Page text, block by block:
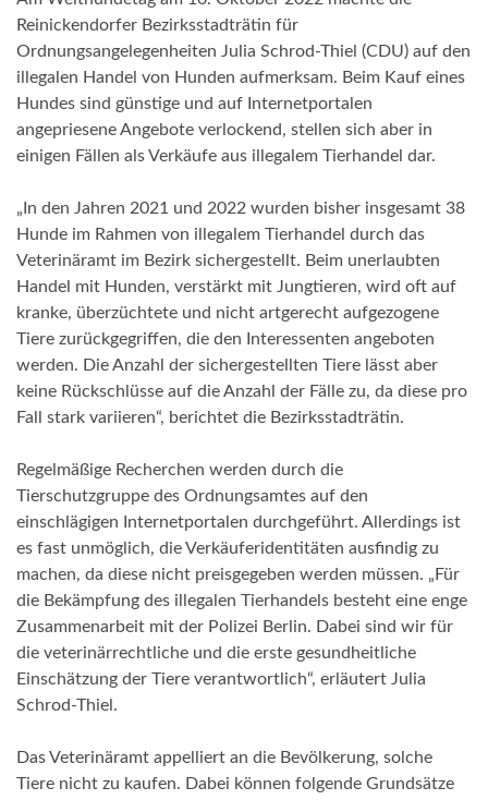
Reinickendorfer Bezirksstadträtin für
Ordnungsangelegenheiten Julia Schrod-Thiel (CDU) auf den
illegalen Handel von Hunden aufmerksam. Beim Kauf eines
Hundes sind günstige und auf Internetportalen
angepriesene Angebote verlockend, stellen sich aber in
einigen Fällen als Verkäufe aus illegalem Tierhandel dar.
„In den Jahren 2021 und 2022 wurden bisher insgesamt 38
Hunde im Rahmen von illegalem Tierhandel durch das
Veterinäramt im Bezirk sichergestellt. Beim unerlaubten
Handel mit Hunden, verstärkt mit Jungtieren, wird oft auf
kranke, überzüchtete und nicht artgerecht aufgezogene
Tiere zurückgegriffen, die den Interessenten angeboten
werden. Die Anzahl der sichergestellten Tiere lässt aber
keine Rückschlüsse auf die Anzahl der Fälle zu, da diese pro
Fall stark variieren“, berichtet die Bezirksstadträtin.
Regelmäßige Recherchen werden durch die
Tierschutzgruppe des Ordnungsamtes auf den
einschlägigen Internetportalen durchgeführt. Allerdings ist
es fast unmöglich, die Verkäuferidentitäten ausfindig zu
machen, da diese nicht preisgegeben werden müssen. „Für
die Bekämpfung des illegalen Tierhandels besteht eine enge
Zusammenarbeit mit der Polizei Berlin. Dabei sind wir für
die veterinärrechtliche und die erste gesundheitliche
Einschätzung der Tiere verantwortlich“, erläutert Julia
Schrod-Thiel.
Das Veterinäramt appelliert an die Bevölkerung, solche
Tiere nicht zu kaufen. Dabei können folgende Grundsätze